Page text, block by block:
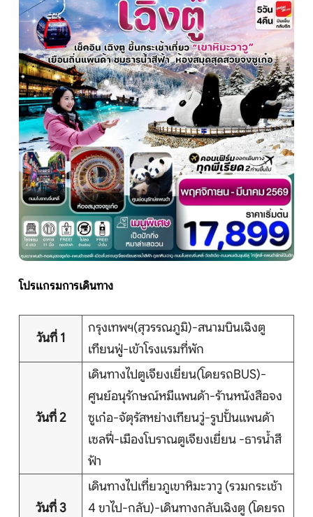
เส้นทางที่ต้องการ
หน้าแรก
ทัวร์ต่างประเทศ
จัดกรุ๊ปต่างประเทศ
โปรไฟไหม้
ทัวร์ในประเทศ
จัดกรุ๊ปในประเทศ
เรือเจ้าพระยา
บริการอื่นๆ
โปรแกรมการเดินทาง
วันที่ 1
กรุงเทพฯ(สุวรรณภูมิ)-สนามบินเฉิงตู
เทียนฟู่-เข้าโรงแรมที่พัก
วันที่ 2
เดินทางไปตูเจียงเยี่ยน(โดยรถBUS)-
ศูนย์อนุรักษณ์หมีแพนด้า-ร้านหนังสือจง
ซูเก๋อ-จัตุรัสหย่างเทียนวู่-รูปปั้นแพนด้า
เซลฟี่-เมืองโบราณตูเจียงเยี่ยน -ธารน้ำสี
ฟ้า
วันที่ 3
เดินทางไปเที่ยวภูเขาหิมะวาวู (รวมกระเช้า
4 ขาไป-กลับ)-เดินทางกลับเฉิงตู (โดยรถ